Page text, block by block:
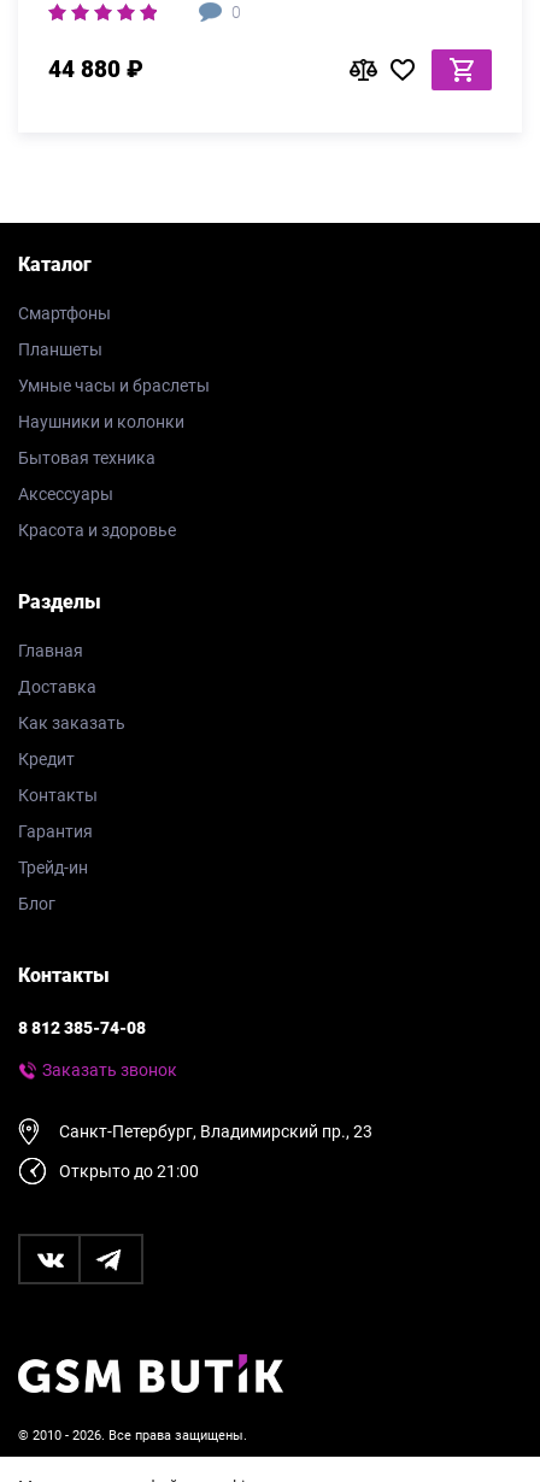
0
44 880 ₽
© 2010 - 2026. Все права защищены.
Каталог
Смартфоны
Планшеты
Умные часы и браслеты
Наушники и колонки
Бытовая техника
Аксессуары
Красота и здоровье
Разделы
Главная
Доставка
Как заказать
Кредит
Контакты
Гарантия
Трейд-ин
Блог
Контакты
8 812 385-74-08
Заказать звонок
Санкт-Петербург, Владимирский пр., 23
Открыто до 21:00